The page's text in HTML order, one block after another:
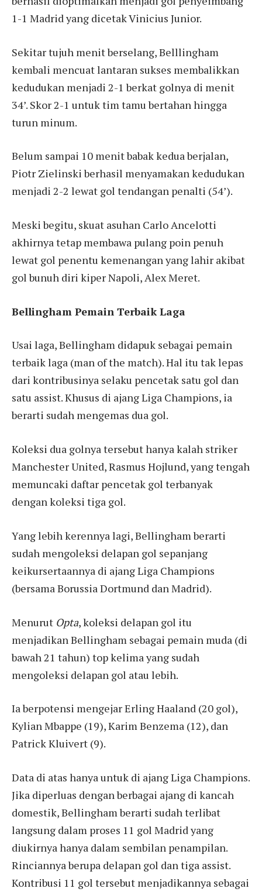
1-1 Madrid yang dicetak Vinicius Junior.
Sekitar tujuh menit berselang, Belllingham
kembali mencuat lantaran sukses membalikkan
kedudukan menjadi 2-1 berkat golnya di menit
34’. Skor 2-1 untuk tim tamu bertahan hingga
turun minum.
Belum sampai 10 menit babak kedua berjalan,
Piotr Zielinski berhasil menyamakan kedudukan
menjadi 2-2 lewat gol tendangan penalti (54’).
Meski begitu, skuat asuhan Carlo Ancelotti
akhirnya tetap membawa pulang poin penuh
lewat gol penentu kemenangan yang lahir akibat
gol bunuh diri kiper Napoli, Alex Meret.
Bellingham Pemain Terbaik Laga
Usai laga, Bellingham didapuk sebagai pemain
terbaik laga (man of the match). Hal itu tak lepas
dari kontribusinya selaku pencetak satu gol dan
satu assist. Khusus di ajang Liga Champions, ia
berarti sudah mengemas dua gol.
Koleksi dua golnya tersebut hanya kalah striker
Manchester United, Rasmus Hojlund, yang tengah
memuncaki daftar pencetak gol terbanyak
dengan koleksi tiga gol.
Yang lebih kerennya lagi, Bellingham berarti
sudah mengoleksi delapan gol sepanjang
keikursertaannya di ajang Liga Champions
(bersama Borussia Dortmund dan Madrid).
Menurut Opta, koleksi delapan gol itu
menjadikan Bellingham sebagai pemain muda (di
bawah 21 tahun) top kelima yang sudah
mengoleksi delapan gol atau lebih.
Ia berpotensi mengejar Erling Haaland (20 gol),
Kylian Mbappe (19), Karim Benzema (12), dan
Patrick Kluivert (9).
Data di atas hanya untuk di ajang Liga Champions.
Jika diperluas dengan berbagai ajang di kancah
domestik, Bellingham berarti sudah terlibat
langsung dalam proses 11 gol Madrid yang
diukirnya hanya dalam sembilan penampilan.
Rinciannya berupa delapan gol dan tiga assist.
Kontribusi 11 gol tersebut menjadikannya sebagai